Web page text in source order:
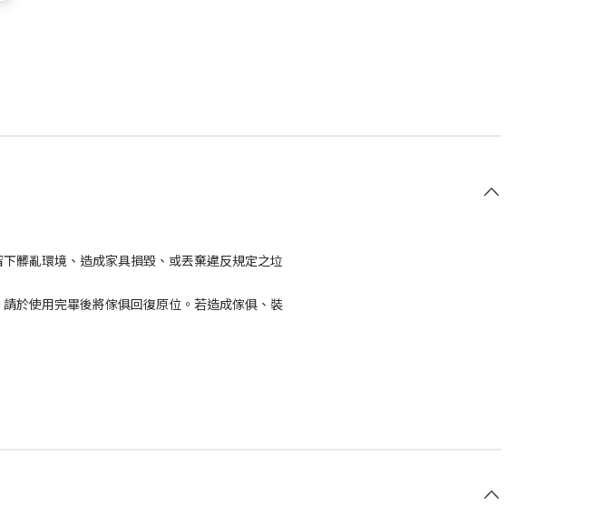
髒亂環境、造成家具損毀、或丟棄違反規定之垃
於使用完畢後將傢俱回復原位。若造成傢俱、裝